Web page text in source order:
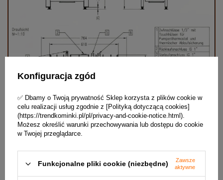
Wkład kominkowy Spartherm to palenisko
dwupłaszczowe, z zewnętrznym korpusem stalowym, i
Konfiguracja zgód
✅ Dbamy o Twoją prywatność Sklep korzysta z plików cookie w
celu realizacji usług zgodnie z [Polityką dotyczącą cookies]
(https://trendkominki.pl/pl/privacy-and-cookie-notice.html).
Możesz określić warunki przechowywania lub dostępu do cookie
w Twojej przeglądarce.
Funkcjonalne pliki cookie (niezbędne)
Zawsze
aktywne